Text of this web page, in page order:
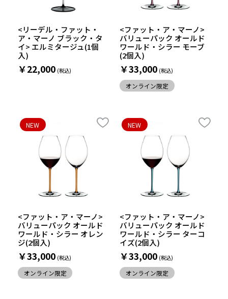
<リーデル・ファット・
ア・マーノ ブラック・タ
イ> エルミタージュ(1個
入)
￥22,000
<ファット・ア・マーノ>
バリューパック オールド
ワールド・シラー モーブ
(2個入)
￥33,000
オンライン限定
<ファット・ア・マーノ>
バリューパック オールド
ワールド・シラー オレン
ジ(2個入)
￥33,000
NEW
オンライン限定
<ファット・ア・マーノ>
バリューパック オールド
ワールド・シラー ターコ
イズ(2個入)
￥33,000
NEW
オンライン限定